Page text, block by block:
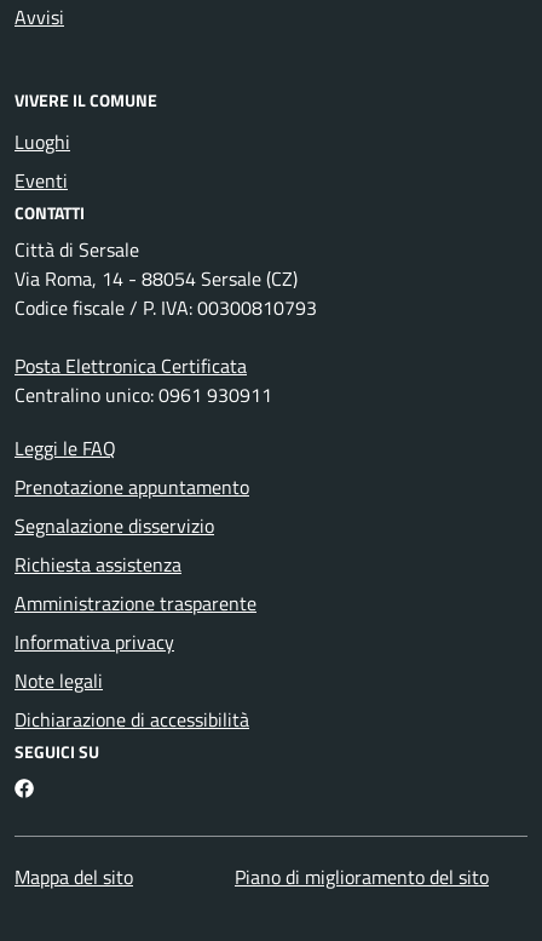
Avvisi
VIVERE IL COMUNE
Luoghi
Eventi
CONTATTI
Città di Sersale
Via Roma, 14 - 88054 Sersale (CZ)
Codice fiscale / P. IVA: 00300810793
Posta Elettronica Certificata
Centralino unico: 0961 930911
Leggi le FAQ
Prenotazione appuntamento
Segnalazione disservizio
Richiesta assistenza
Amministrazione trasparente
Informativa privacy
Note legali
Dichiarazione di accessibilità
SEGUICI SU
Facebook
Mappa del sito Piano di miglioramento del sito